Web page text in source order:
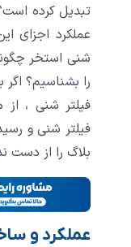
تبدیل کرده
عملکرد اجزای
شنی استخر
را بشناسیم؟
فیلتر شنی ،
فیلتر شنی و
بلاگ را از دست
عملکرد و